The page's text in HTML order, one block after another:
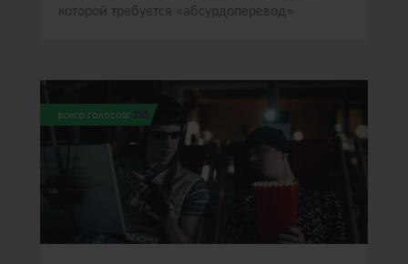
которой требуется «абсурдоперевод»
всего голосов: 355